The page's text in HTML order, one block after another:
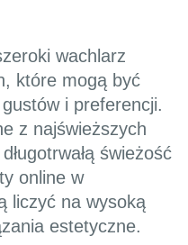
wachlarz
które mogą być
i preferencji.
z najświeższych
świeżość
online w
liczyć na wysoką
estetyczne.